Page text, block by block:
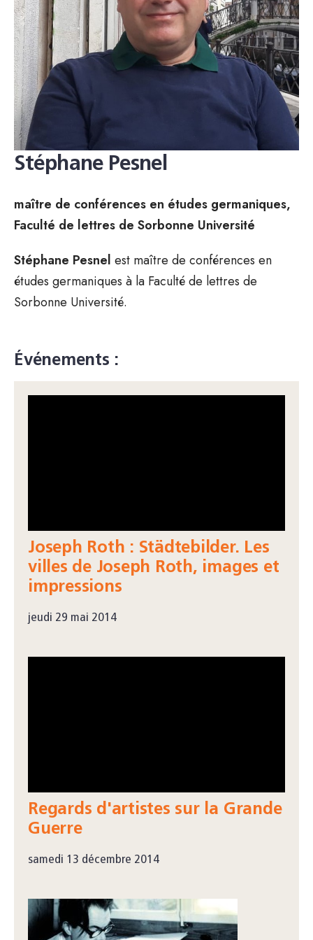
Stéphane Pesnel
maître de conférences en études germaniques,
Faculté de lettres de Sorbonne Université
Stéphane Pesnel est maître de conférences en
études germaniques à la Faculté de lettres de
Sorbonne Université.
Événements :
Joseph Roth : Städtebilder. Les
villes de Joseph Roth, images et
impressions
jeudi 29 mai 2014
Regards d'artistes sur la Grande
Guerre
samedi 13 décembre 2014